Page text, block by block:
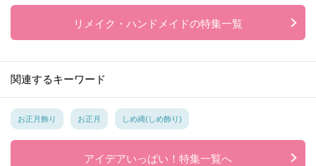
リメイク・ハンドメイドの特集一覧
関連するキーワード
お正月飾り お正月 しめ縄(しめ飾り)
アイデアいっぱい！特集一覧へ